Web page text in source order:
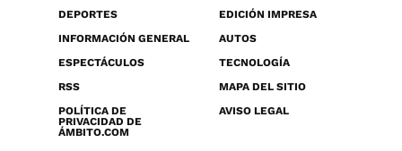
DEPORTES
EDICIÓN IMPRESA
INFORMACIÓN GENERAL
AUTOS
ESPECTÁCULOS
TECNOLOGÍA
RSS
MAPA DEL SITIO
POLÍTICA DE
PRIVACIDAD DE
ÁMBITO.COM
AVISO LEGAL